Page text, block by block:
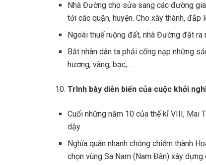
Nhà Đường cho sửa sang các đường
tới các quận, huyện. Cho xây thành,
Ngoài thuế ruộng đất, nhà Đường đặt
Bắt nhân dân ta phải cống nạp những
hương, vàng, bạc,…
Trình bày diễn biến của cuộc khởi
Cuối những năm 10 của thế kỉ VIII, Mai
dậy
Nghĩa quân nhanh chóng chiếm thành
chọn vùng Sa Nam (Nam Đàn) xây